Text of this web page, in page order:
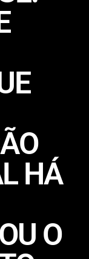
HÁ
O